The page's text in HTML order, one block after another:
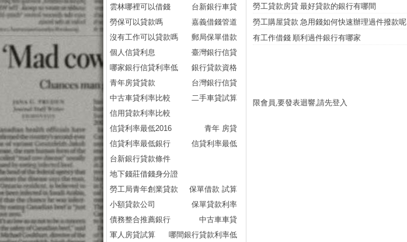
勞工貸款房貸 最好貸款的銀行有哪間
勞工購屋貸款 急用錢如何快速辦理過件撥款呢
有工作借錢 順利過件銀行有哪家
限會員,要發表迴響,請先登入
雲林哪裡可以借錢
台新銀行車貸
勞保可以貸款嗎
嘉義借錢管道
沒有工作可以貸款嗎
郵局保單借款
個人信貸利息
臺灣銀行信貸
哪家銀行信貸利率低
銀行貸款資格
青年房貸貸款
台灣銀行信貸
中古車貸利率比較
二手車貸試算
信用貸款利率比較
信貸利率最低2016
青年 房貸
信貸利率最低銀行
信貸利率最低
台新銀行貸款條件
地下錢莊借錢身分證
勞工局青年創業貸款
保單借款 試算
小額貸款公司
保單貸款利率
債務整合推薦銀行
中古車車貸
軍人房貸試算
哪間銀行貸款利率低